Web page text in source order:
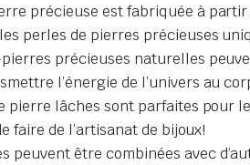
précieuse est fabriquée à
perles de pierres précieuses
précieuses naturelles
l’énergie de l’univers au
pierre lâches sont parfaites pour
faire de l’artisanat de bijoux!
peuvent être combinées avec